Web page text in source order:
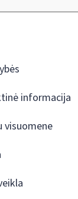
informacija
visuomene